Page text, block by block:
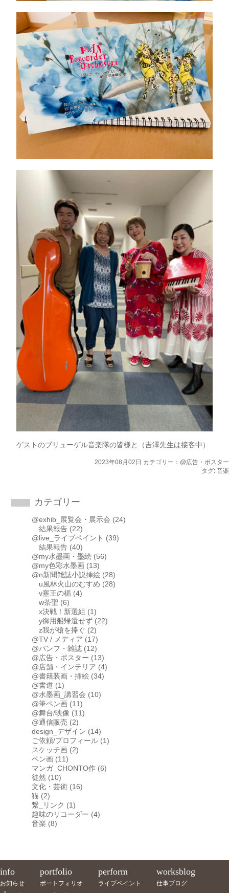
ゲストのブリューゲル音楽隊の皆様と（吉澤先生は接客中）
2023年08月02日 カテゴリー： @広告・ポスター
タグ: 音楽
カテゴリー
@exhib_展覧会・展示会 (24)
結果報告 (22)
@live_ライブペイント (39)
結果報告 (40)
@my水墨画・墨絵 (56)
@my色彩水墨画 (13)
@n新聞雑誌小説挿絵 (28)
u風林火山のむすめ (28)
v塞王の楯 (4)
w茶聖 (6)
x決戦！新選組 (1)
y御用船帰還せず (22)
z我が槍を捧ぐ (2)
@TV / メディア (17)
@パンフ・雑誌 (12)
@広告・ポスター (13)
@店舗・インテリア (4)
@書籍装画・挿絵 (34)
@書道 (1)
@水墨画_講習会 (10)
@筆ペン画 (11)
@舞台/映像 (11)
@通信販売 (2)
design_デザイン (14)
ご依頼/プロフィール (1)
スケッチ画 (2)
ペン画 (11)
マンガ_CHONTO作 (6)
徒然 (10)
文化・芸術 (16)
猫 (2)
繋_リンク (1)
趣味のリコーダー (4)
音楽 (8)
info
お知らせ
portfolio
ポートフォリオ
perform
ライブペイント
worksblog
仕事ブログ